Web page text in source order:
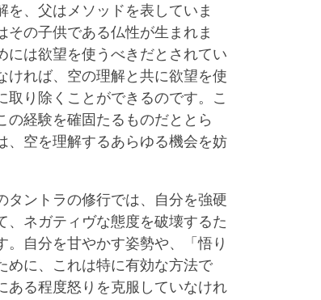
を、父はメソッドを表していま
の子供である仏性が生まれま
には欲望を使うべきだとされてい
ければ、空の理解と共に欲望を使
取り除くことができるのです。こ
経験を確固たるものだととら
、空を理解するあらゆる機会を妨
タントラの修行では、自分を強硬
、ネガティヴな態度を破壊するた
自分を甘やかす姿勢や、「悟り
めに、これは特に有効な方法で
ある程度怒りを克服していなけれ